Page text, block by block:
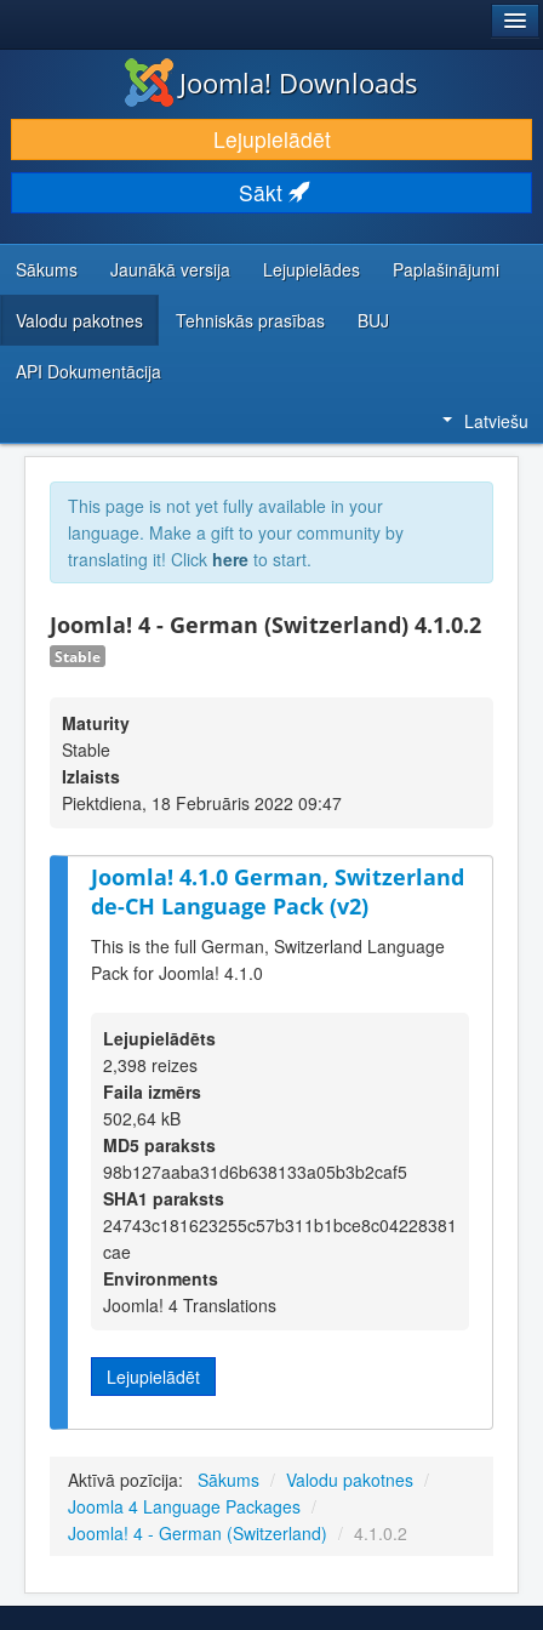
LEJUPIELĀDĒT UN PAPLAŠINĀT
ATKLĀJ UN IEMĀCIES
KOPIENA UN ATBALSTS
IZSTRĀDĀTĀJU RESURSI
Joomla! Downloads
Lejupielādēt
Sākt
Sākums Jaunākā versija Lejupielādes Paplašinājumi
Valodu pakotnes Tehniskās prasības BUJ
API Dokumentācija
Latviešu
This page is not yet fully available in your
language. Make a gift to your community by
translating it! Click here to start.
Joomla! 4 - German (Switzerland) 4.1.0.2
Stable
Maturity
Stable
Izlaists
Piektdiena, 18 Februāris 2022 09:47
Joomla! 4.1.0 German, Switzerland
de-CH Language Pack (v2)
This is the full German, Switzerland Language
Pack for Joomla! 4.1.0
Lejupielādēts
2,398 reizes
Faila izmērs
502,64 kB
MD5 paraksts
98b127aaba31d6b638133a05b3b2caf5
SHA1 paraksts
24743c181623255c57b311b1bce8c04228381
cae
Environments
Joomla! 4 Translations
Lejupielādēt
Aktīvā pozīcija: Sākums / Valodu pakotnes /
Joomla 4 Language Packages /
Joomla! 4 - German (Switzerland) / 4.1.0.2